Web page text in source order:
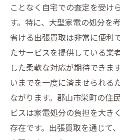
郡山市栄町での口
査定前に準備すべ
出張買取で損をし
信頼できる業者を見
出張買取で手間いらず
処分法
出張買取がもたら
郡山市栄町でのス
ことなく自宅での査定を受け
す。特に、大型家電の処分を
省ける出張買取は非常に便利
たサービスを提供している業
した柔軟な対応が期待できま
いまでを一度に済ませられる
ながります。郡山市栄町の住
ビスは家電処分の負担を大き
存在です。出張買取を通じて